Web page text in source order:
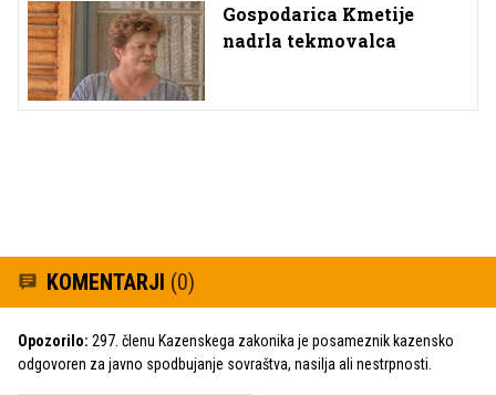
Gospodarica Kmetije
nadrla tekmovalca
KOMENTARJI (0)
Opozorilo: 297. členu Kazenskega zakonika je posameznik kazensko
odgovoren za javno spodbujanje sovraštva, nasilja ali nestrpnosti.